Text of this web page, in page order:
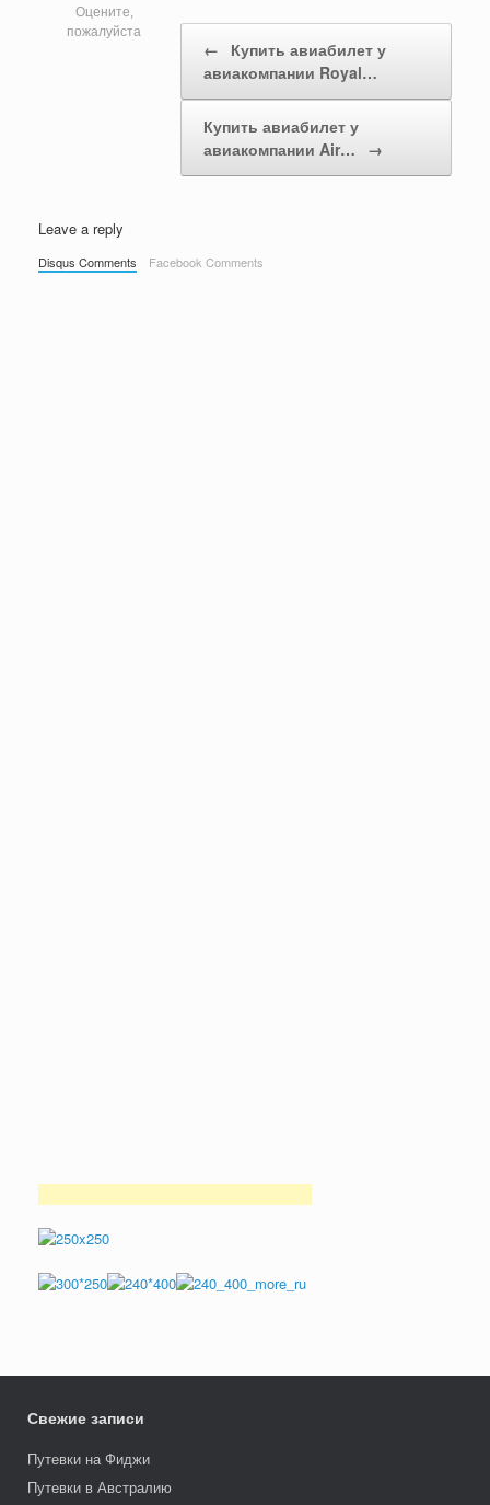
Оцените,
пожалуйста
Post navigation
←
Купить авиабилет у
авиакомпании Royal…
Купить авиабилет у
авиакомпании Air…
→
Leave a reply
Disqus Comments Facebook Comments
Свежие записи
Путевки на Фиджи
Путевки в Австралию